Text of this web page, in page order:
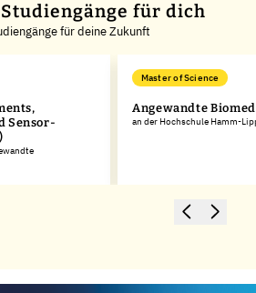
für dich
für deine Zukunft
Sensor-
Master of Science
Angewandte
an der Hochschule Hamm-